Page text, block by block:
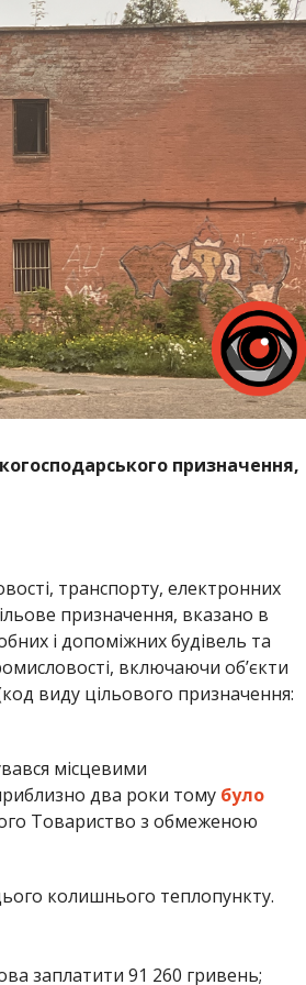
призначення,
транспорту, електронних
призначення, вказано в
і допоміжних будівель та
включаючи об’єкти
виду цільового призначення:
місцевими
два роки тому було
Товариство з обмеженою
колишнього теплопункту.
заплатити 91 260 гривень;